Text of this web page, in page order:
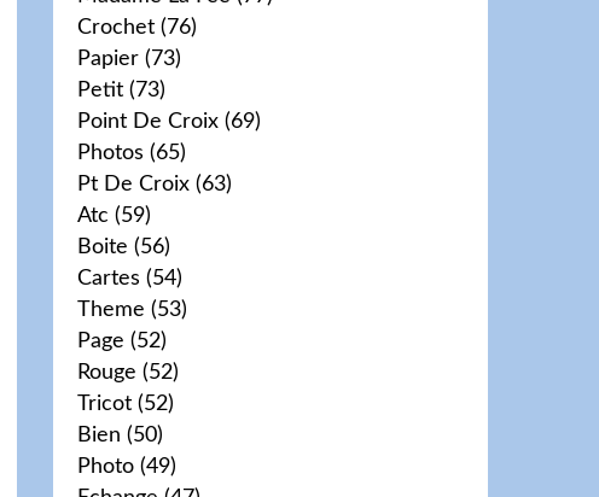
Crochet (76)
Papier (73)
Petit (73)
Point De Croix (69)
Photos (65)
Pt De Croix (63)
Atc (59)
Boite (56)
Cartes (54)
Theme (53)
Page (52)
Rouge (52)
Tricot (52)
Bien (50)
Photo (49)